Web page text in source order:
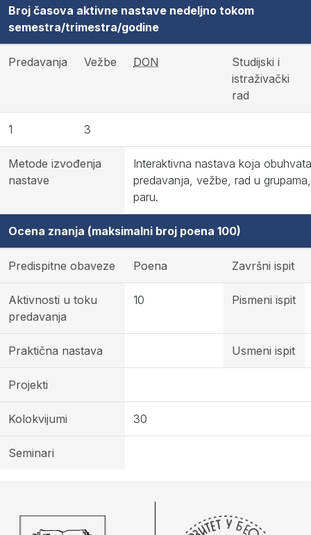
Broj časova aktivne nastave nedeljno tokom
semestra/trimestra/godine
Predavanja Vežbe DON
Studijski i
istraživački
rad
1 3
Metode izvođenja
nastave
Interaktivna nastava koja obuhvata
predavanja, vežbe, rad u
paru.
Ocena znanja (maksimalni broj poena 100)
Predispitne obaveze Poena Završni ispit
Aktivnosti u toku
predavanja
10 Pismeni ispit
Praktična nastava Usmeni ispit
Projekti
Kolokvijumi 30
Seminari